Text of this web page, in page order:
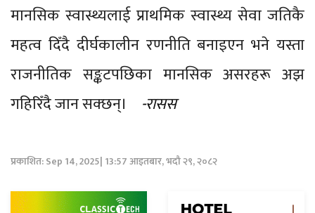
मानसिक स्वास्थ्यलाई प्राथमिक स्वास्थ्य सेवा जतिकै
महत्व दिँदै दीर्घकालीन रणनीति बनाइएन भने यस्ता
राजनीतिक सङ्कटपछिका मानसिक असरहरू अझ
गहिरिँदै जान सक्छन्।
-रासस
प्रकाशित: Sep 14, 2025| 13:57 आइतबार, भदौ २९, २०८२